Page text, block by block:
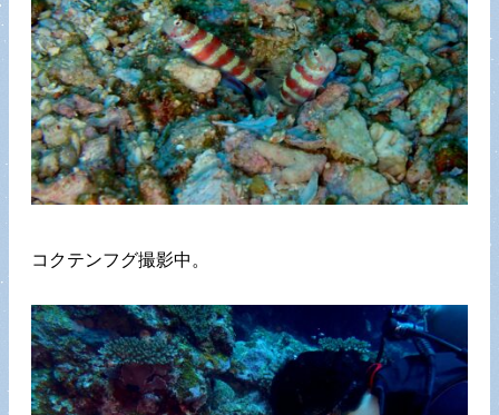
コクテンフグ撮影中。